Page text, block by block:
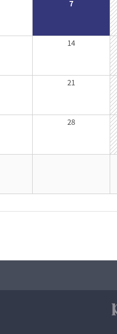
7
14
21
28